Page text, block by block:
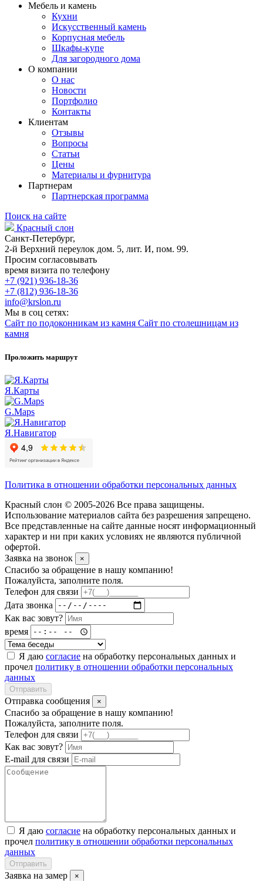
Мебель и камень
Кухни
Искусственный камень
Корпусная мебель
Шкафы-купе
Для загородного дома
О компании
О нас
Новости
Портфолио
Контакты
Клиентам
Отзывы
Вопросы
Статьи
Цены
Материалы и фурнитура
Партнерам
Партнерская программа
Поиск на сайте
Красный слон
Санкт-Петербург,
2-й Верхний переулок дом. 5, лит. И, пом. 99.
Просим согласовывать
время визита по телефону
+7 (921) 936-18-36
+7 (812) 936-18-36
info@krslon.ru
Мы в соц сетях:
Сайт по подоконникам из камня Сайт по столешницам из
камня
Проложить маршрут
Я.Карты
G.Maps
Я.Навигатор
Политика в отношении обработки персональных данных
Красный слон © 2005-2026 Все права защищены.
Использование материалов сайта без разрешения запрещено.
Все представленные на сайте данные носят информационный
характер и ни при каких условиях не являются публичной
офертой.
Заявка на звонок
×
Спасибо за обращение в нашу компанию!
Пожалуйста, заполните поля.
Телефон для связи
Дата звонка
Как вас зовут?
время
Я даю согласие на обработку персональных данных и
прочел политику в отношении обработки персональных
данных
Отправить
Отправка сообщения ×
Спасибо за обращение в нашу компанию!
Пожалуйста, заполните поля.
Телефон для связи
Как вас зовут?
E-mail для связи
Я даю согласие на обработку персональных данных и
прочел политику в отношении обработки персональных
данных
Отправить
Заявка на замер ×